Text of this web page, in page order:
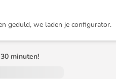
geduld, we laden je configurator.
30 minuten!